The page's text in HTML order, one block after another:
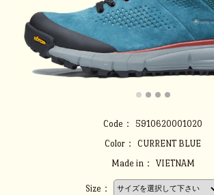
Code：
5910620001020
Color：
CURRENT BLUE
Made in：
VIETNAM
Size：